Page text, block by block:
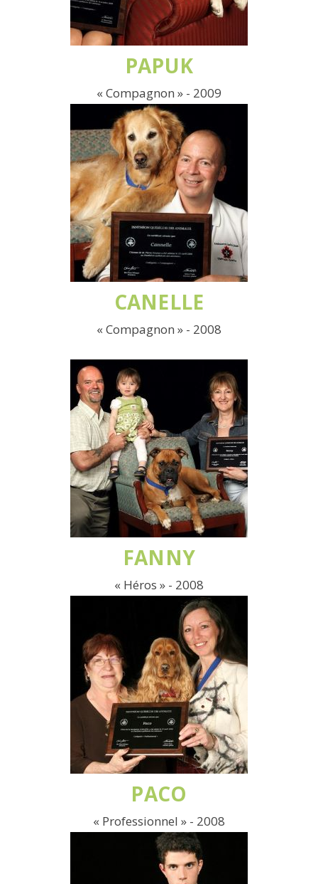
PAPUK
« Compagnon » - 2009
CANELLE
« Compagnon » - 2008
FANNY
« Héros » - 2008
PACO
« Professionnel » - 2008